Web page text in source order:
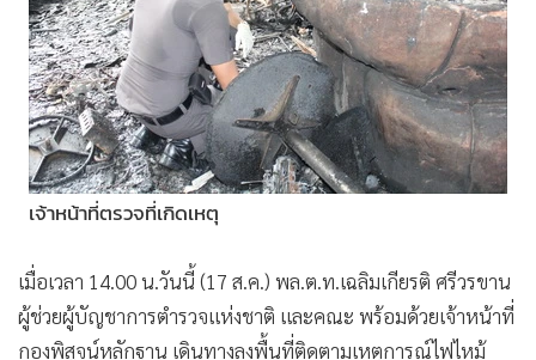
อาชญากรรม
Motoring
เกม
วิทยาศาสตร์
SMEs
หุ้น
• กองทุนรวม
• Celeb Online
เจ้าหน้าที่ตรวจที่เกิดเหตุ
เมื่อเวลา 14.00 น.วันนี้ (17 ส.ค.) พล.ต.ท.เฉลิมเกียรติ ศรีวรขาน
ผู้ช่วยผู้บัญชาการตำรวจแห่งชาติ และคณะ พร้อมด้วยเจ้าหน้าที่
กองพิสูจน์หลักฐาน เดินทางลงพื้นที่ติดตามเหตุการณ์ไฟไหม้